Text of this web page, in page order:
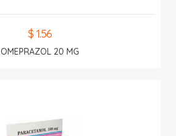
$ 1.56
OMEPRAZOL 20 MG